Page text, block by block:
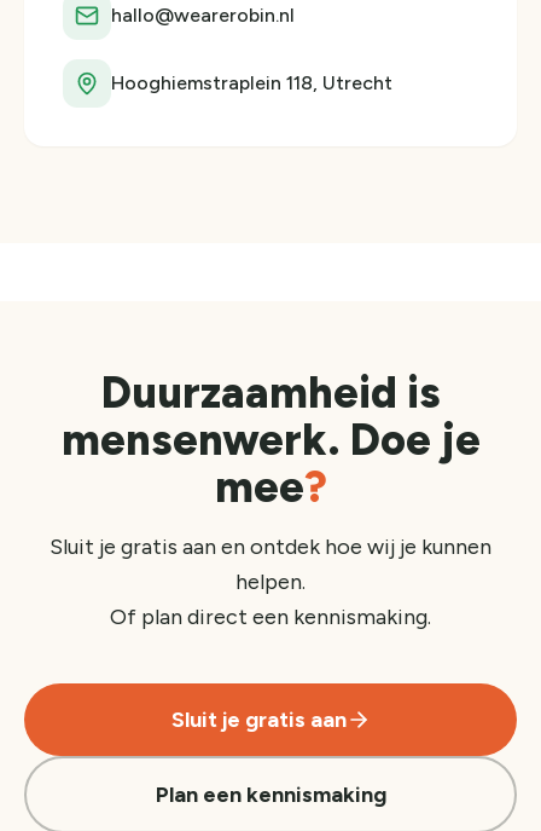
hallo@wearerobin.nl
Hooghiemstraplein 118, Utrecht
Duurzaamheid is
mensenwerk. Doe je
mee?
Sluit je gratis aan en ontdek hoe wij je kunnen
helpen.
Of plan direct een kennismaking.
Sluit je gratis aan
Plan een kennismaking